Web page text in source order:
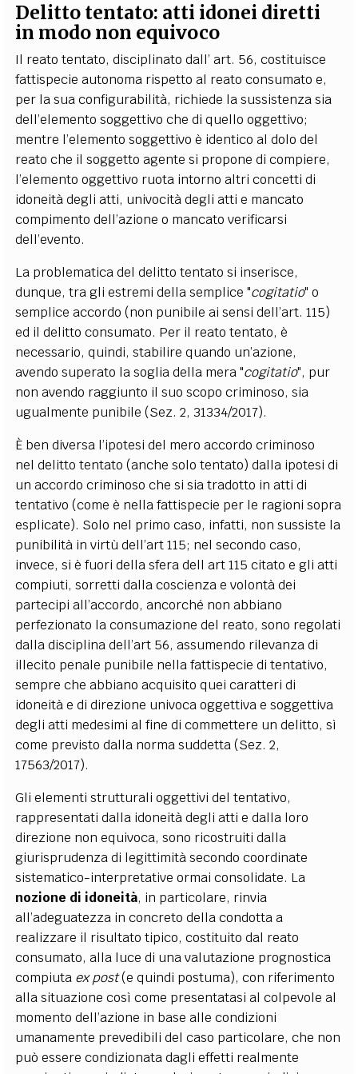
Delitto tentato: atti idonei diretti
in modo non equivoco
Il reato tentato, disciplinato dall’ art. 56, costituisce
fattispecie autonoma rispetto al reato consumato e,
per la sua configurabilità, richiede la sussistenza sia
dell’elemento soggettivo che di quello oggettivo;
mentre l’elemento soggettivo è identico al dolo del
reato che il soggetto agente si propone di compiere,
l’elemento oggettivo ruota intorno altri concetti di
idoneità degli atti, univocità degli atti e mancato
compimento dell’azione o mancato verificarsi
dell’evento.
La problematica del delitto tentato si inserisce,
dunque, tra gli estremi della semplice "cogitatio" o
semplice accordo (non punibile ai sensi dell’art. 115)
ed il delitto consumato. Per il reato tentato, è
necessario, quindi, stabilire quando un’azione,
avendo superato la soglia della mera "cogitatio", pur
non avendo raggiunto il suo scopo criminoso, sia
ugualmente punibile (Sez. 2, 31334/2017).
È ben diversa l’ipotesi del mero accordo criminoso
nel delitto tentato (anche solo tentato) dalla ipotesi di
un accordo criminoso che si sia tradotto in atti di
tentativo (come è nella fattispecie per le ragioni sopra
esplicate). Solo nel primo caso, infatti, non sussiste la
punibilità in virtù dell’art 115; nel secondo caso,
invece, si è fuori della sfera dell art 115 citato e gli atti
compiuti, sorretti dalla coscienza e volontà dei
partecipi all’accordo, ancorché non abbiano
perfezionato la consumazione del reato, sono regolati
dalla disciplina dell’art 56, assumendo rilevanza di
illecito penale punibile nella fattispecie di tentativo,
sempre che abbiano acquisito quei caratteri di
idoneità e di direzione univoca oggettiva e soggettiva
degli atti medesimi al fine di commettere un delitto, sì
come previsto dalla norma suddetta (Sez. 2,
17563/2017).
Gli elementi strutturali oggettivi del tentativo,
rappresentati dalla idoneità degli atti e dalla loro
direzione non equivoca, sono ricostruiti dalla
giurisprudenza di legittimità secondo coordinate
sistematico-interpretative ormai consolidate. La
nozione di idoneità, in particolare, rinvia
all’adeguatezza in concreto della condotta a
realizzare il risultato tipico, costituito dal reato
consumato, alla luce di una valutazione prognostica
compiuta ex post(e quindi postuma), con riferimento
alla situazione così come presentatasi al colpevole al
momento dell’azione in base alle condizioni
umanamente prevedibili del caso particolare, che non
può essere condizionata dagli effetti realmente